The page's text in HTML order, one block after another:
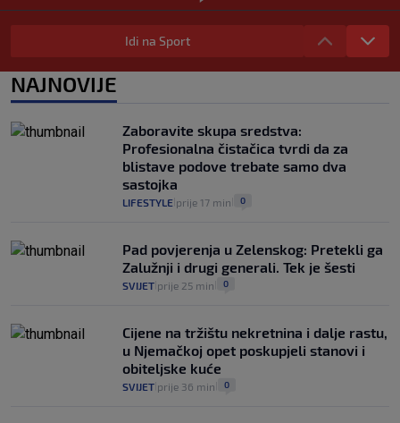
"Kći je otišla na more, a zaboravila
zdravstvenu iskaznicu". Kakva su prava
pacijenata izvan mjesta prebivališta?
VIJESTI 1. kol. 1
se dogodilo ništa. Vlada se zaljubila u te
intervencije"
VIJESTI 30. srp. 25
Idi na Sport
NAJNOVIJE
Zaboravite skupa sredstva:
Profesionalna čistačica tvrdi da za
blistave podove trebate samo dva
sastojka
LIFESTYLE prije 17 min 0
Pad povjerenja u Zelenskog: Pretekli ga
Zalužnji i drugi generali. Tek je šesti
SVIJET prije 25 min 0
Cijene na tržištu nekretnina i dalje rastu,
u Njemačkoj opet poskupjeli stanovi i
obiteljske kuće
SVIJET prije 36 min 0